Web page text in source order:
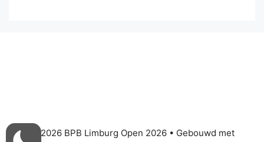
© 2026 BPB Limburg Open 2026• Gebouwd met